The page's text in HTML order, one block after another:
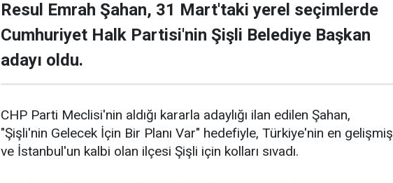
Resul Emrah Şahan, 31 Mart'taki yerel seçimlerde
Cumhuriyet Halk Partisi'nin Şişli Belediye Başkan
adayı oldu.
CHP Parti Meclisi'nin aldığı kararla adaylığı ilan edilen Şahan,
"Şişli'nin Gelecek İçin Bir Planı Var" hedefiyle, Türkiye'nin en gelişmiş
ve İstanbul'un kalbi olan ilçesi Şişli için kolları sıvadı.